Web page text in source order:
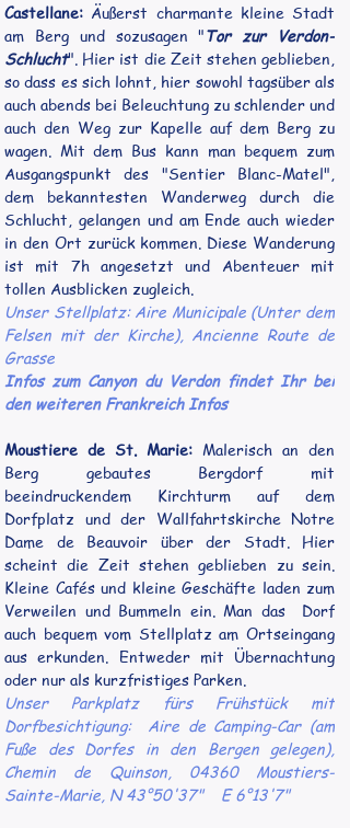
Castellane: Äußerst charmante kleine Stadt
am Berg und sozusagen "Tor zur Verdon-
Schlucht". Hier ist die Zeit stehen geblieben,
so dass es sich lohnt, hier sowohl tagsüber als
auch abends bei Beleuchtung zu schlender und
auch den Weg zur Kapelle auf dem Berg zu
wagen. Mit dem Bus kann man bequem zum
Ausgangspunkt des "Sentier Blanc-Matel",
dem bekanntesten Wanderweg durch die
Schlucht, gelangen und am Ende auch wieder
in den Ort zurück kommen. Diese Wanderung
ist mit 7h angesetzt und Abenteuer mit
tollen Ausblicken zugleich.
Unser Stellplatz: Aire Municipale (Unter dem
Felsen mit der Kirche), Ancienne Route de
Grasse
Infos zum Canyon du Verdon findet Ihr bei
den weiteren Frankreich Infos
Moustiere de St. Marie: Malerisch an den
Berg gebautes Bergdorf mit
beeindruckendem Kirchturm auf dem
Dorfplatz und der Wallfahrtskirche Notre
Dame de Beauvoir über der Stadt. Hier
scheint die Zeit stehen geblieben zu sein.
Kleine Cafés und kleine Geschäfte laden zum
Verweilen und Bummeln ein. Man das  Dorf
auch bequem vom Stellplatz am Ortseingang
aus erkunden. Entweder mit Übernachtung
oder nur als kurzfristiges Parken.
Unser Parkplatz fürs Frühstück mit
Dorfbesichtigung:  Aire de Camping-Car (am
Fuße des Dorfes in den Bergen gelegen),
Chemin de Quinson, 04360 Moustiers-
Sainte-Marie, N 43°50'37"    E 6°13'7"